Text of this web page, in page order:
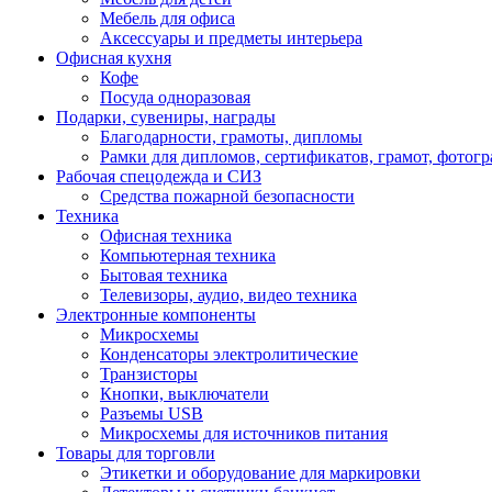
Мебель для офиса
Аксессуары и предметы интерьера
Офисная кухня
Кофе
Посуда одноразовая
Подарки, сувениры, награды
Благодарности, грамоты, дипломы
Рамки для дипломов, сертификатов, грамот,
Рабочая спецодежда и СИЗ
Средства пожарной безопасности
Техника
Офисная техника
Компьютерная техника
Бытовая техника
Телевизоры, аудио, видео техника
Электронные компоненты
Микросхемы
Конденсаторы электролитические
Транзисторы
Кнопки, выключатели
Разъемы USB
Микросхемы для источников питания
Товары для торговли
Этикетки и оборудование для маркировки